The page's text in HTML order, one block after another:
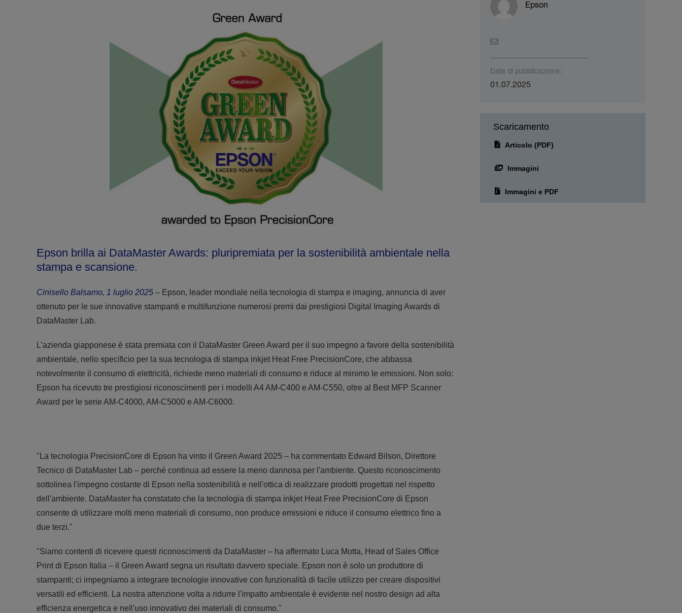
Epson brilla ai DataMaster Awards: pluripremiata per la sostenibilità ambientale nella
stampa e scansione.
Cinisello Balsamo, 1 luglio 2025 – Epson, leader mondiale nella tecnologia di stampa e imaging, annuncia di aver
ottenuto per le sue innovative stampanti e multifunzione numerosi premi dai prestigiosi Digital Imaging Awards di
DataMaster Lab.
L’azienda giapponese è stata premiata con il DataMaster Green Award per il suo impegno a favore della sostenibilità
ambientale, nello specificio per la sua tecnologia di stampa inkjet Heat Free PrecisionCore, che abbassa
notevolmente il consumo di elettricità, richiede meno materiali di consumo e riduce al minimo le emissioni. Non solo:
Epson ha ricevuto tre prestigiosi riconoscimenti per i modelli A4 AM-C400 e AM-C550, oltre al Best MFP Scanner
Award per le serie AM-C4000, AM-C5000 e AM-C6000.
"La tecnologia PrecisionCore di Epson ha vinto il Green Award 2025 – ha commentato Edward Bilson, Direttore
Tecnico di DataMaster Lab – perché continua ad essere la meno dannosa per l'ambiente. Questo riconoscimento
sottolinea l'impegno costante di Epson nella sostenibilità e nell'ottica di realizzare prodotti progettati nel rispetto
dell'ambiente. DataMaster ha constatato che la tecnologia di stampa inkjet Heat Free PrecisionCore di Epson
consente di utilizzare molti meno materiali di consumo, non produce emissioni e riduce il consumo elettrico fino a
due terzi."
"Siamo contenti di ricevere questi riconoscimenti da DataMaster – ha affermato Luca Motta, Head of Sales Office
Print di Epson Italia – il Green Award segna un risultato davvero speciale. Epson non è solo un produttore di
stampanti; ci impegniamo a integrare tecnologie innovative con funzionalità di facile utilizzo per creare dispositivi
versatili ed efficienti. La nostra attenzione volta a ridurre l'impatto ambientale è evidente nel nostro design ad alta
efficienza energetica e nell'uso innovativo dei materiali di consumo."
Epson
Data di pubblicazione:
01.07.2025
Scaricamento
Articolo (PDF)
Immagini
Immagini e PDF